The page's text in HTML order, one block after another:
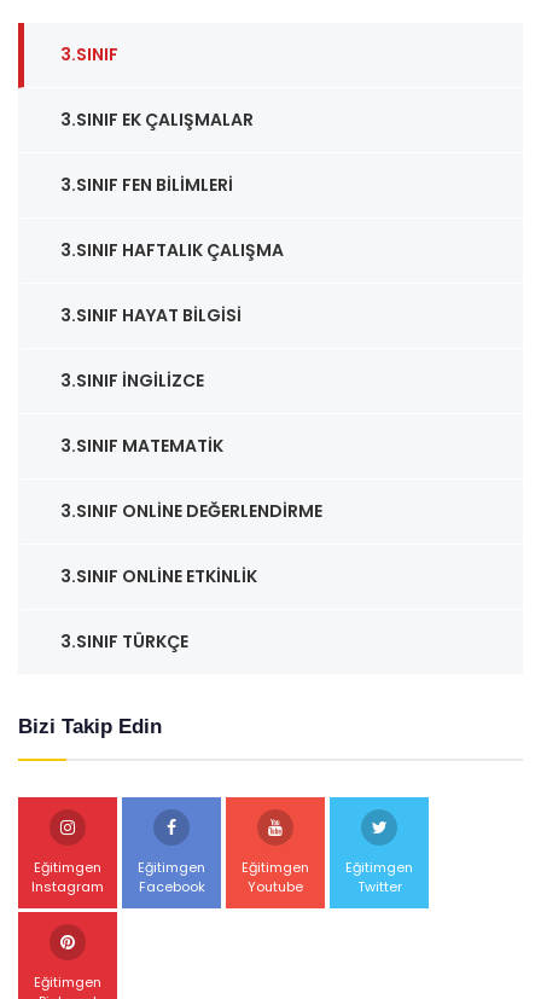
3.SINIF
3.SINIF EK ÇALIŞMALAR
3.SINIF FEN BILIMLERI
3.SINIF HAFTALIK ÇALIŞMA
3.SINIF HAYAT BILGISI
3.SINIF İNGILIZCE
3.SINIF MATEMATIK
3.SINIF ONLINE DEĞERLENDIRME
3.SINIF ONLINE ETKINLIK
3.SINIF TÜRKÇE
Bizi Takip Edin
Eğitimgen
Instagram
Eğitimgen
Facebook
Eğitimgen
Youtube
Eğitimgen
Twitter
Eğitimgen